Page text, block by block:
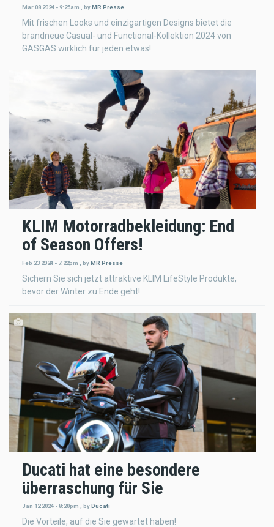
Mar 08 2024 - 9:25am byMR Presse
Mit frischen Looks und einzigartigen Designs bietet die
brandneue Casual- und Functional-Kollektion 2024 von
GASGAS wirklich für jeden etwas!
KLIM Motorradbekleidung: End
of Season Offers!
Feb 23 2024 - 7:22pm byMR Presse
Sichern Sie sich jetzt attraktive KLIM LifeStyle Produkte,
bevor der Winter zu Ende geht!
Ducati hat eine besondere
überraschung für Sie
Jan 12 2024 - 8:20pm byDucati
Die Vorteile, auf die Sie gewartet haben!